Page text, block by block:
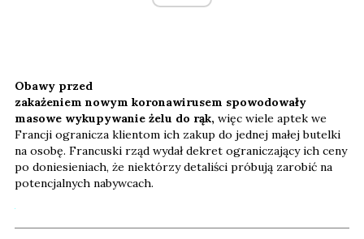
Obawy przed
zakażeniem nowym koronawirusem spowodowały
masowe wykupywanie żelu do rąk, więc wiele aptek we
Francji ogranicza klientom ich zakup do jednej małej butelki
na osobę. Francuski rząd wydał dekret ograniczający ich ceny
po doniesieniach, że niektórzy detaliści próbują zarobić na
potencjalnych nabywcach.